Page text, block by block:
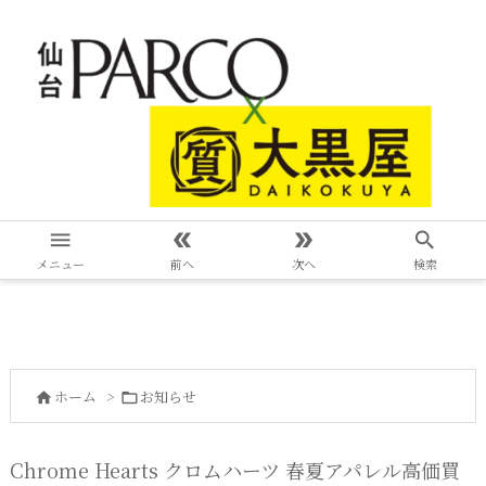

メニュー

前へ

次へ

検索
 ホーム > お知らせ
Chrome Hearts クロムハーツ 春夏アパレル高価買